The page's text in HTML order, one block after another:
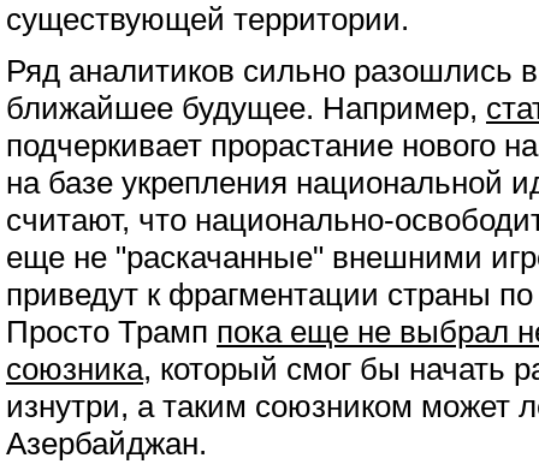
существующей территории.
Ряд аналитиков сильно разошлись
ближайшее будущее. Например,
подчеркивает прорастание нового
на базе укрепления национальной
считают, что национально-
еще не "раскачанные" внешними
приведут к фрагментации страны
Просто Трамп пока еще не выбрал
союзника, который смог бы начать
изнутри, а таким союзником может
Азербайджан.